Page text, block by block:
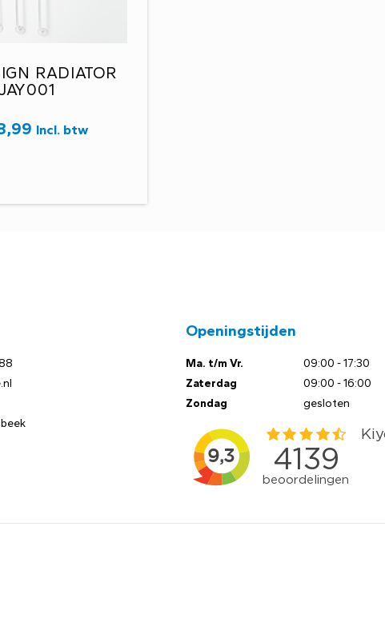
RADIATOR
Incl. btw
Openingstijden
Ma. t/m Vr.
Zaterdag
Zondag
09:00 - 17:30
09:00 - 16:00
gesloten